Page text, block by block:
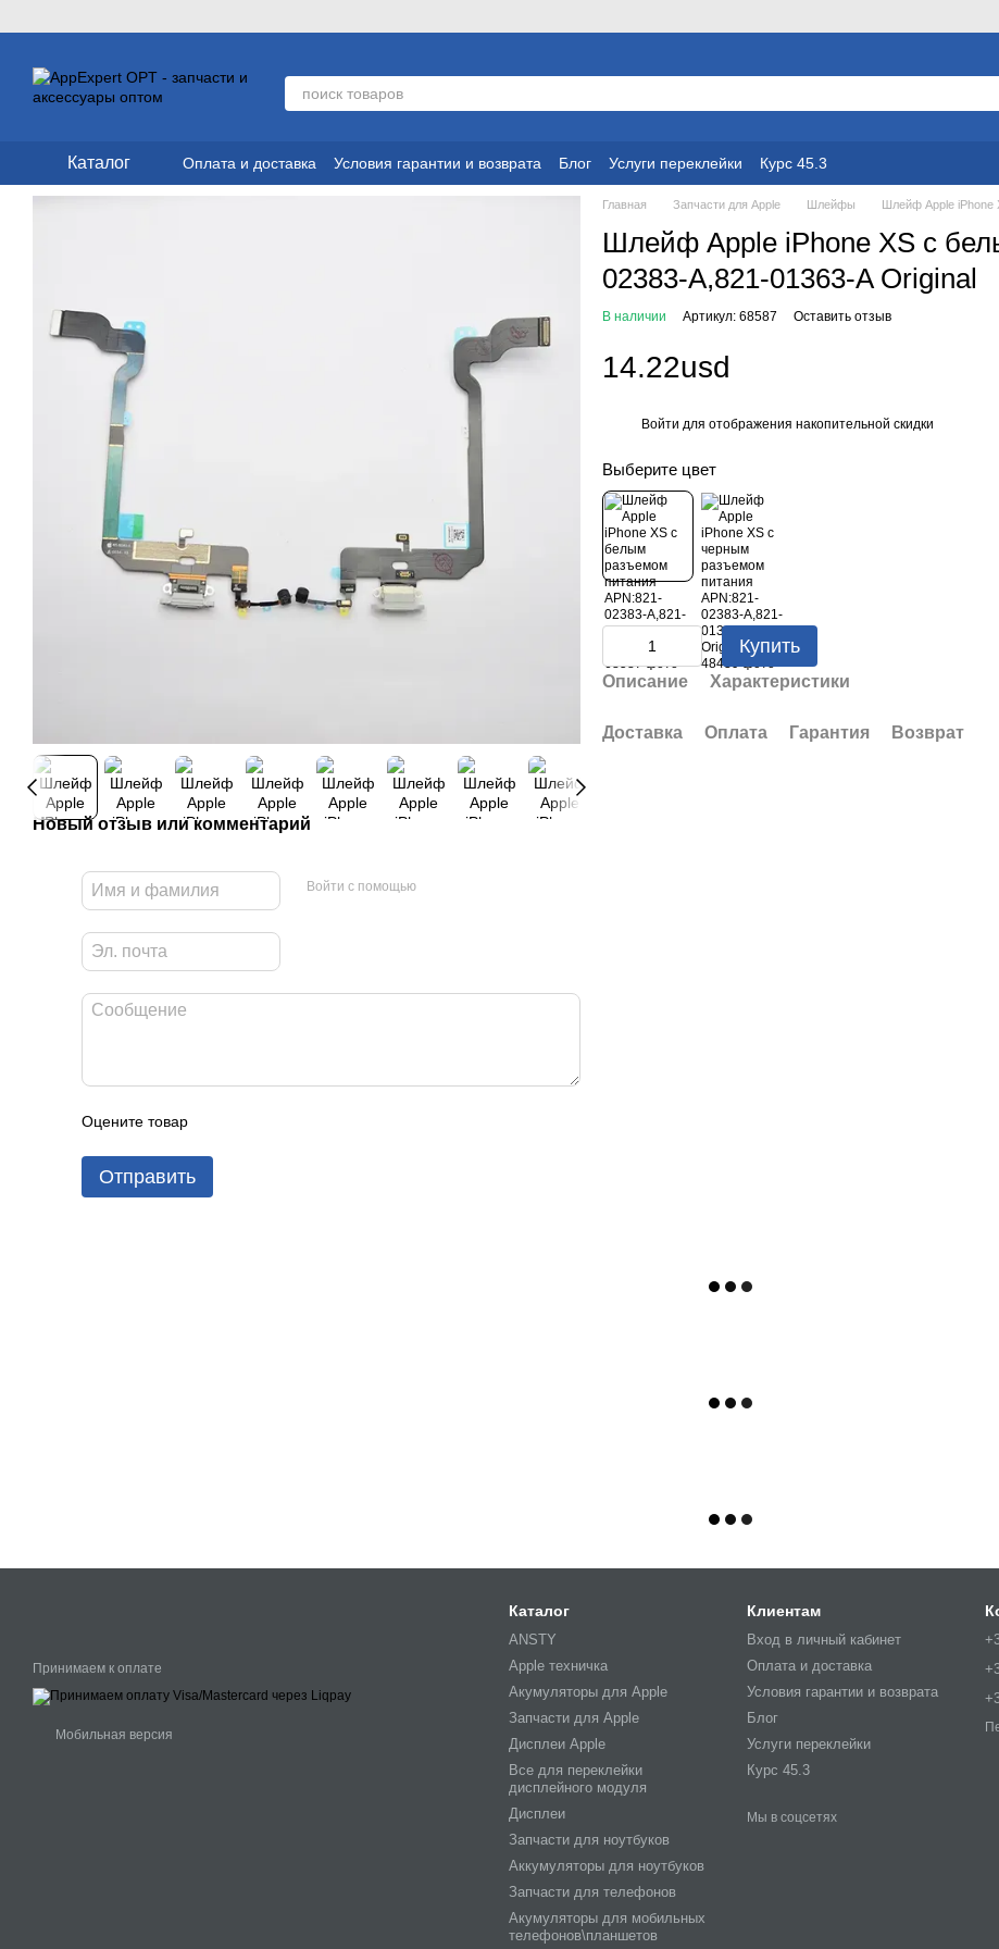
Каталог Оплата и доставка Условия гарантии и возврата Блог Услуги переклейки Курс 45.3
Новый отзыв или комментарий
Войти с помощью
Оцените товар
Отправить
Главная Запчасти для Apple Шлейфы Шлейф Apple iPhone
Шлейф Apple iPhone XS с
02383-A,821-01363-A Original
В наличии Артикул: 68587 Оставить отзыв
14.22usd
Войти для отображения накопительной скидки
Выберите цвет
Купить
Описание Характеристики
Доставка Оплата Гарантия Возврат
Принимаем к оплате
Мобильная версия
Каталог
ANSTY
Apple техничка
Акумуляторы для Apple
Запчасти для Apple
Дисплеи Apple
Все для переклейки
дисплейного модуля
Дисплеи
Запчасти для ноутбуков
Аккумуляторы для ноутбуков
Запчасти для телефонов
Акумуляторы для мобильных
телефонов\планшетов
Клиентам
Вход в личный кабинет
Оплата и доставка
Условия гарантии и возврата
Блог
Услуги переклейки
Курс 45.3
Мы в соцсетях